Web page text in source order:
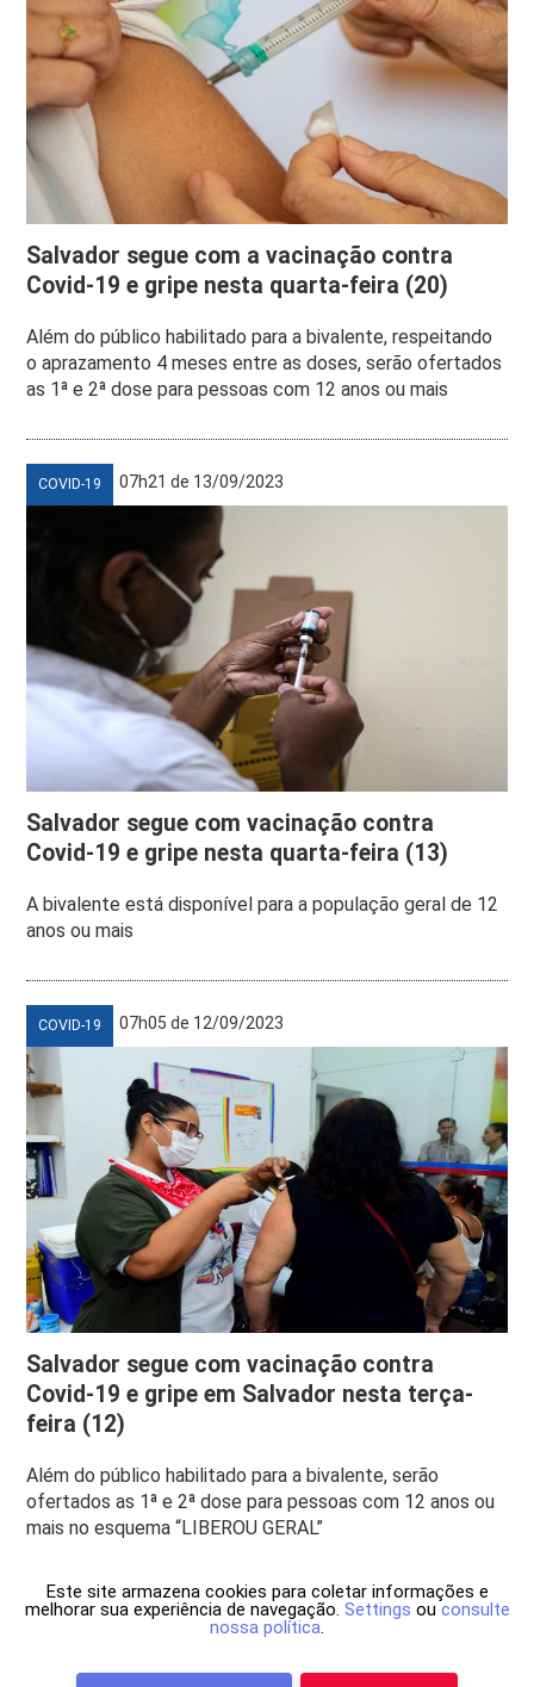
Salvador segue com a vacinação contra
Covid-19 e gripe nesta quarta-feira (20)
Além do público habilitado para a bivalente, respeitando
o aprazamento 4 meses entre as doses, serão ofertados
as 1ª e 2ª dose para pessoas com 12 anos ou mais
COVID-19 07h21 de 13/09/2023
Salvador segue com vacinação contra
Covid-19 e gripe nesta quarta-feira (13)
A bivalente está disponível para a população geral de 12
anos ou mais
COVID-19 07h05 de 12/09/2023
Salvador segue com vacinação contra
Covid-19 e gripe em Salvador nesta terça-
feira (12)
Além do público habilitado para a bivalente, serão
ofertados as 1ª e 2ª dose para pessoas com 12 anos ou
mais no esquema “LIBEROU GERAL”
Este site armazena cookies para coletar informações e
melhorar sua experiência de navegação. Settings ou consulte
nossa política.